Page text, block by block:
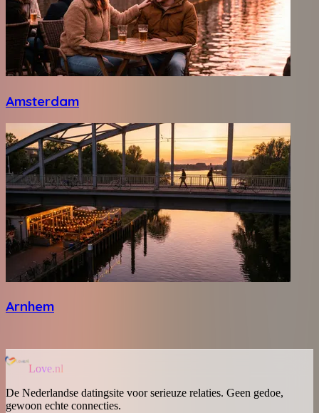
Amsterdam
Arnhem
Love.nl
De Nederlandse datingsite voor serieuze relaties. Geen gedoe,
gewoon echte connecties.